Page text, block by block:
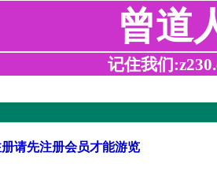
曾道
记住我们
请先注册会员才能游览